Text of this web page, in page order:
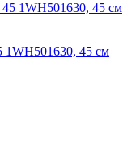
1WH501630, 45 см